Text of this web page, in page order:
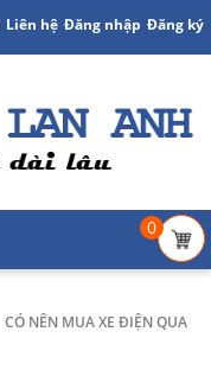
Liên hệ Đăng nhập Đăng ký
0
CÓ NÊN MUA XE ĐIỆN QUA